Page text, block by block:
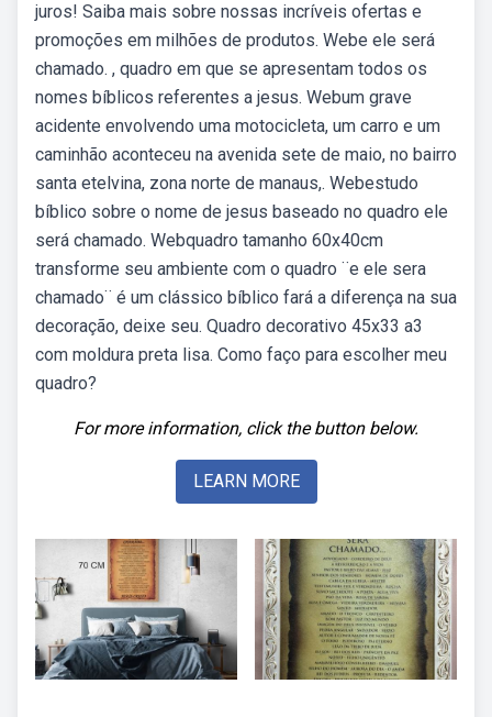
juros! Saiba mais sobre nossas incríveis ofertas e
promoções em milhões de produtos. Webe ele será
chamado. , quadro em que se apresentam todos os
nomes bíblicos referentes a jesus. Webum grave
acidente envolvendo uma motocicleta, um carro e um
caminhão aconteceu na avenida sete de maio, no bairro
santa etelvina, zona norte de manaus,. Webestudo
bíblico sobre o nome de jesus baseado no quadro ele
será chamado. Webquadro tamanho 60x40cm
transforme seu ambiente com o quadro ¨e ele sera
chamado¨ é um clássico bíblico fará a diferença na sua
decoração, deixe seu. Quadro decorativo 45x33 a3
com moldura preta lisa. Como faço para escolher meu
quadro?
For more information, click the button below.
LEARN MORE